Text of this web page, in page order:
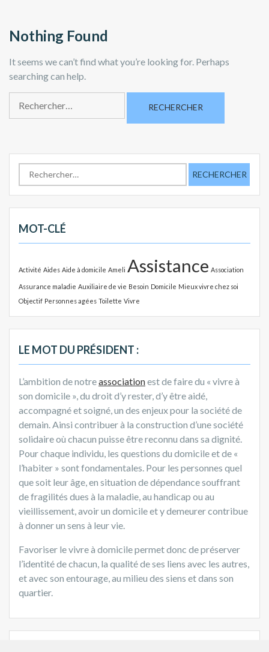
Nothing Found
It seems we can’t find what you’re looking for. Perhaps
searching can help.
e
e
c
e
r
h
e
r
:
MOT-CLÉ
Activité Aides Aide à domicile Ameli Assistance Association
Assurance maladie Auxiliaire de vie Besoin Domicile Mieux vivre chez soi
Objectif Personnes agées Toilette Vivre
LE MOT DU PRÉSIDENT :
L’ambition de notreassociationest de faire du « vivre à
son domicile », du droit d’y rester, d’y être aidé,
accompagné et soigné, un des enjeux pour la société de
demain. Ainsi contribuer à la construction d’une société
solidaire où chacun puisse être reconnu dans sa dignité.
Pour chaque individu, les questions du domicile et de «
l’habiter » sont fondamentales. Pour les personnes quel
que soit leur âge, en situation de dépendance souffrant
de fragilités dues à la maladie, au handicap ou au
vieillissement, avoir un domicile et y demeurer contribue
à donner un sens à leur vie.
Favoriser le vivre à domicile permet donc de préserver
l’identité de chacun, la qualité de ses liens avec les autres,
et avec son entourage, au milieu des siens et dans son
quartier.